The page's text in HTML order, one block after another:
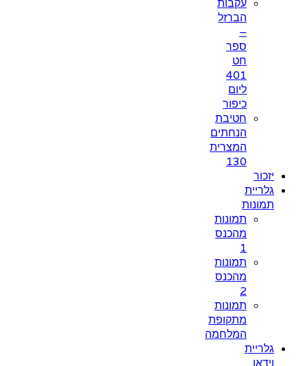
עקבות
הברזל
–
ספר
חט
401
ליום
כיפור
חטיבת
הנחתים
המצרית
130
יזכור
גלריית
תמונות
תמונות
מהכנס
1
תמונות
מהכנס
2
תמונות
מתקופת
המלחמה
גלריית
וידאו